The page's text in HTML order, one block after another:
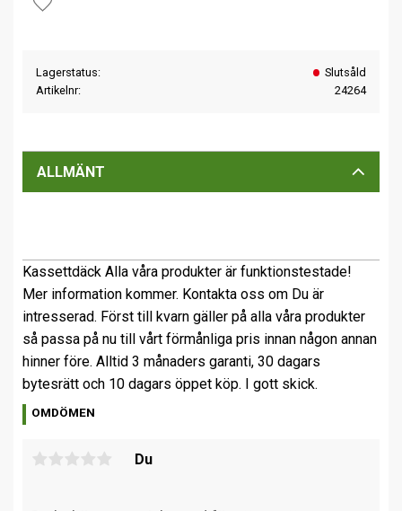
Lägg till i favoriter
Lagerstatus
Slutsåld
Artikelnr
24264
ALLMÄNT
Kassettdäck Alla våra produkter är funktionstestade!
Mer information kommer. Kontakta oss om Du är
intresserad. Först till kvarn gäller på alla våra produkter
så passa på nu till vårt förmånliga pris innan någon annan
hinner före. Alltid 3 månaders garanti, 30 dagars
bytesrätt och 10 dagars öppet köp. I gott skick.
OMDÖMEN
Du